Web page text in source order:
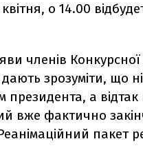
о 14.00
членів Конкурсної
зрозуміти, що
президента, а
вже фактично